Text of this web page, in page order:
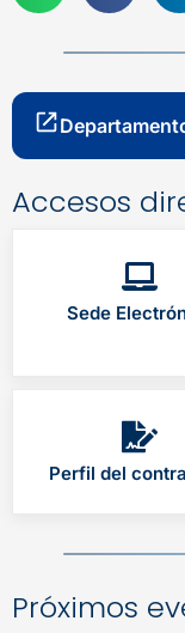
Accesos
Sede
Perfil del
Próximos